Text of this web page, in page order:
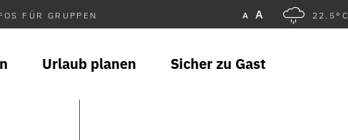
FÜR GRUPPEN A A 22.5°C
Urlaub planen Sicher zu Gast